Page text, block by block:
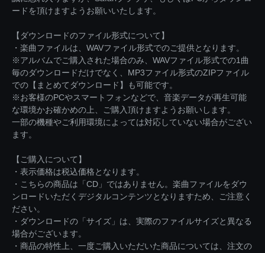
ードを頂けますようお願いいたします。
【ダウンロードのファイル形式について】
・楽曲ファイルは、WAVファイル形式でのご提供となります。
※アルバムでご購入された場合のみ、WAVファイル形式での1曲
毎のダウンロードだけでなく、MP3ファイル形式のZIPファイル
での【まとめてダウンロード】も可能です。
※お客様のPCやスマートフォンなどで、音楽データが再生可能
な環境かお確かめの上、ご購入頂けますようお願いします。
一部の機種やご利用環境によっては対応していない場合がござい
ます。
【ご購入について】
・表示価格は税込価格となります。
・こちらの商品は「CD」ではありません。楽曲ファイルをダウ
ンロードいただくデジタルコンテンツとなりますため、ご注意く
ださい。
・ダウンロードの「サイズ」は、実際のファイルサイズと異なる
場合がございます。
・商品の特性上、一度ご購入いただいた商品については、注文の